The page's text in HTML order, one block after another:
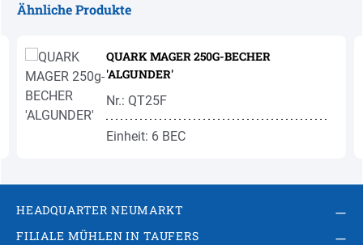
Ähnliche Produkte
QUARK MAGER 250G-BECHER
'ALGUNDER'
Nr.: QT25F
Einheit: 6 BEC
HEADQUARTER NEUMARKT
FILIALE MÜHLEN IN TAUFERS